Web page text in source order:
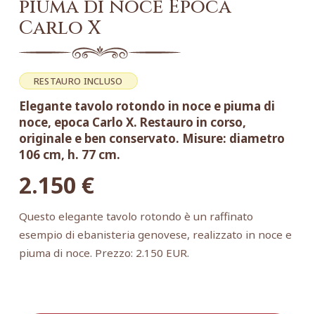
piuma di noce Epoca
Carlo X
RESTAURO INCLUSO
Elegante tavolo rotondo in noce e piuma di
noce, epoca Carlo X. Restauro in corso,
originale e ben conservato. Misure: diametro
106 cm, h. 77 cm.
2.150 €
Questo elegante tavolo rotondo è un raffinato
esempio di ebanisteria genovese, realizzato in noce e
piuma di noce. Prezzo: 2.150 EUR.